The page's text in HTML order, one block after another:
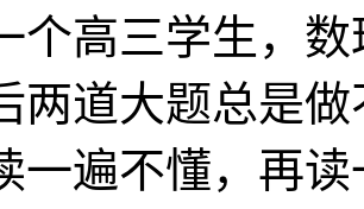
个高三学生，
两道大题总是
一遍不懂，再